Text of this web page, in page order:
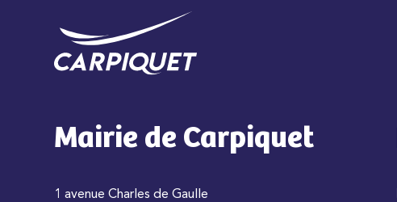
Mairie de Carpiquet
1 avenue Charles de Gaulle